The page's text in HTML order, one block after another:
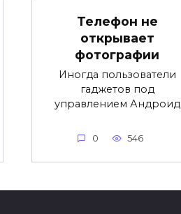
Телефон не
открывает
фотографии
Иногда пользователи
гаджетов под
управлением Андроид
0 546